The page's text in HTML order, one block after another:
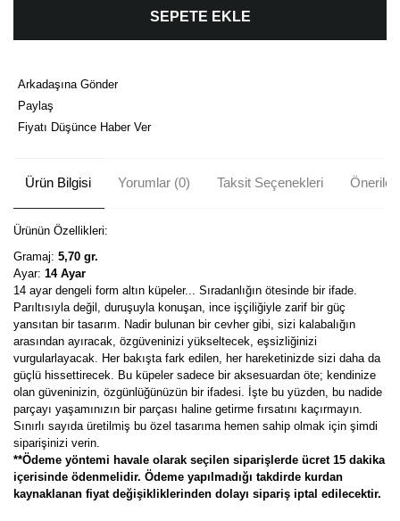
SEPETE EKLE
Arkadaşına Gönder
Paylaş
Fiyatı Düşünce Haber Ver
Ürün Bilgisi Yorumlar (0) Taksit Seçenekleri
Ürünün Özellikleri:
Gramaj: 5,70 gr.
Ayar: 14 Ayar
14 ayar dengeli form altın küpeler... Sıradanlığın ötesinde bir ifade.
Parıltısıyla değil, duruşuyla konuşan, ince işçiliğiyle zarif bir güç
yansıtan bir tasarım. Nadir bulunan bir cevher gibi, sizi kalabalığın
arasından ayıracak, özgüveninizi yükseltecek, eşsizliğinizi
vurgularlayacak. Her bakışta fark edilen, her hareketinizde sizi daha da
güçlü hissettirecek. Bu küpeler sadece bir aksesuardan öte; kendinize
olan güveninizin, özgünlüğünüzün bir ifadesi. İşte bu yüzden, bu nadide
parçayı yaşamınızın bir parçası haline getirme fırsatını kaçırmayın.
Sınırlı sayıda üretilmiş bu özel tasarıma hemen sahip olmak için şimdi
siparişinizi verin.
**Ödeme yöntemi havale olarak seçilen siparişlerde ücret 15 dakika
içerisinde ödenmelidir. Ödeme yapılmadığı takdirde kurdan
kaynaklanan fiyat değişikliklerinden dolayı sipariş iptal edilecektir.